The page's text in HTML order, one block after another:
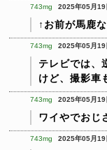
743mg 2025年05月
↑お前が馬鹿
743mg 2025年05月
テレビでは、
けど、撮影車
743mg 2025年05月
ワイやでおじ
743mg 2025年05月